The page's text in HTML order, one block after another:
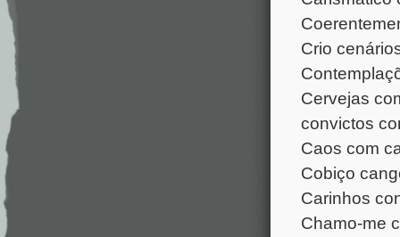
Crio
Cervejas
convictos
Caos com
Cobiço
Carinhos
Chamo-me